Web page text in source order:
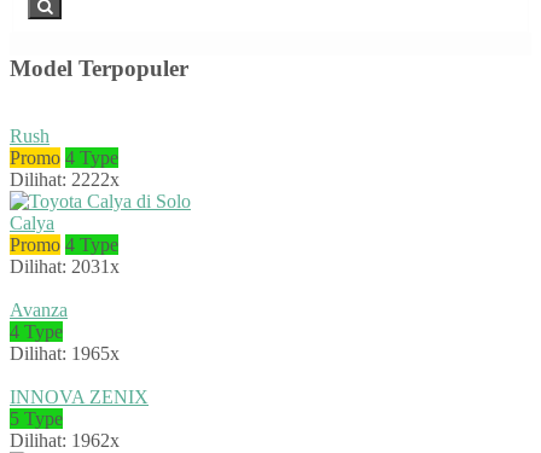
Model Terpopuler
Rush
Promo 4 Type
Dilihat: 2222x
Calya
Promo 4 Type
Dilihat: 2031x
Avanza
4 Type
Dilihat: 1965x
INNOVA ZENIX
5 Type
Dilihat: 1962x